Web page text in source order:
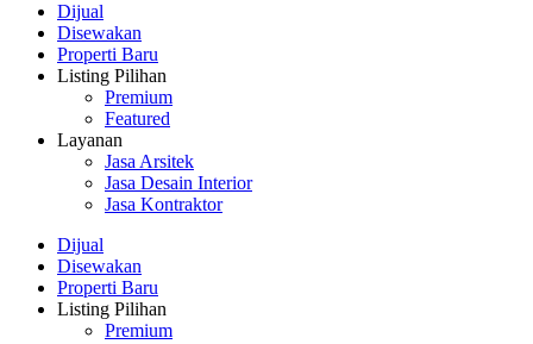
Dijual
Disewakan
Properti Baru
Listing Pilihan
Premium
Featured
Layanan
Jasa Arsitek
Jasa Desain Interior
Jasa Kontraktor
Dijual
Disewakan
Properti Baru
Listing Pilihan
Premium